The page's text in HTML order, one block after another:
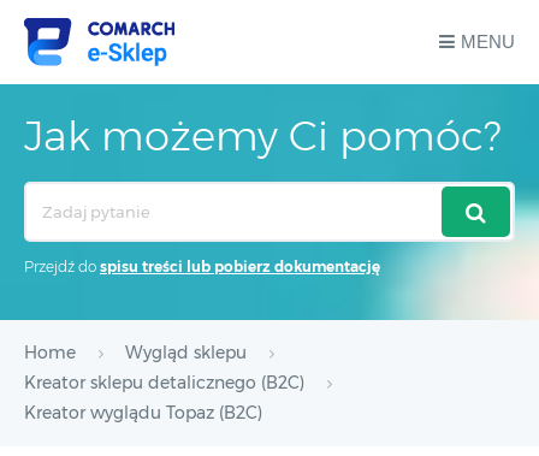
MENU
Jak możemy Ci pomóc?
Przejdź do spisu treści lub pobierz dokumentację
Home
Wygląd sklepu
Kreator sklepu detalicznego (B2C)
Kreator wyglądu Topaz (B2C)